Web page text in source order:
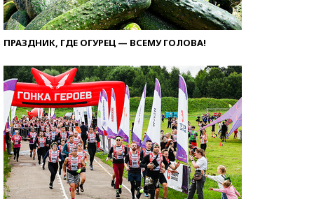
ПРАЗДНИК, ГДЕ ОГУРЕЦ — ВСЕМУ ГОЛОВА!